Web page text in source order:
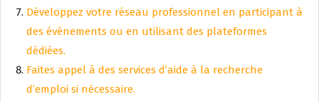
Développez votre réseau professionnel en participant à
des événements ou en utilisant des plateformes
dédiées.
Faites appel à des services d’aide à la recherche
d’emploi si nécessaire.